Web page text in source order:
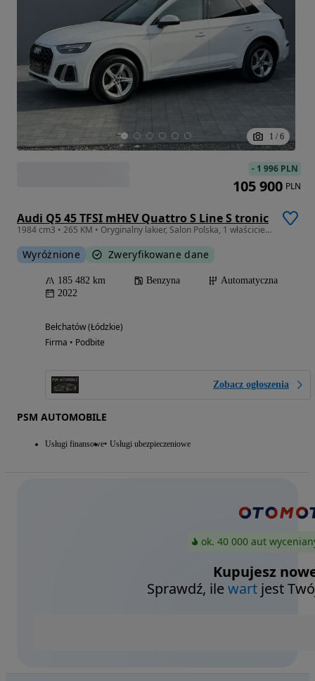
1 / 6
Audi Q5 45 TFSI mHEV Quattro S Line S tronic
1984 cm3 • 265 KM • Oryginalny lakier, Salon Polska, 1 właściciel, bezwypadkowy, ASO 2025
Wyróżnione Zweryfikowane dane
185 482 km Benzyna
Automatyczna
2022
Bełchatów (Łódzkie)
Firma • Podbite
Zobacz ogłoszenia
PSM AUTOMOBILE
Usługi finansowe Usługi ubezpieczeniowe
- 1 996 PLN
105 900 PLN
ok. 40 000 aut
Kupujesz
Sprawdź, ilewart jest